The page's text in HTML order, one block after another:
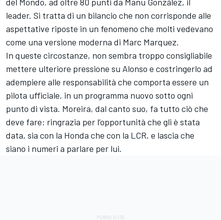
leader. Si tratta di un bilancio che non corrisponde alle
aspettative riposte in un fenomeno che molti vedevano
come una versione moderna di Marc Marquez.
In queste circostanze, non sembra troppo consigliabile
mettere ulteriore pressione su Alonso e costringerlo ad
adempiere alle responsabilità che comporta essere un
pilota ufficiale, in un programma nuovo sotto ogni
punto di vista. Moreira, dal canto suo, fa tutto ciò che
deve fare: ringrazia per l’opportunità che gli è stata
data, sia con la Honda che con la LCR, e lascia che
siano i numeri a parlare per lui.